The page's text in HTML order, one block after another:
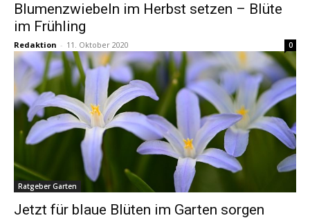
Blumenzwiebeln im Herbst setzen – Blüte
im Frühling
Redaktion - 11. Oktober 2020 0
Ratgeber Garten
Jetzt für blaue Blüten im Garten sorgen